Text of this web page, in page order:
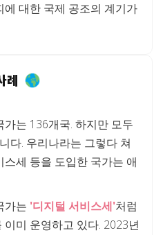
대한 국제 공조의 계기가
례
는 136개국. 하지만 모두
다. 우리나라는 그렇다 쳐
세 등을 도입한 국가는 애
가는 '디지털 서비스세'처럼
미 운영하고 있다. 2023년